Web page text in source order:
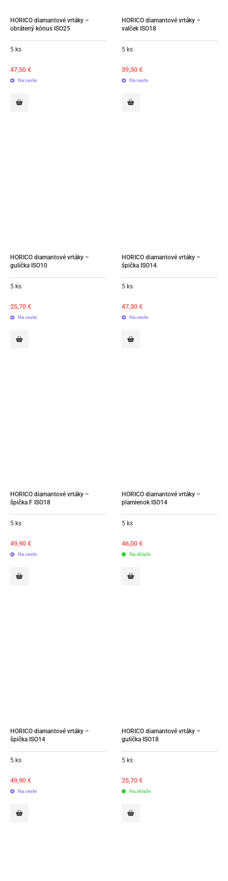
HORICO diamantové vrtáky –
obrátený kónus ISO25
5 ks
47,50 €
Na ceste
HORICO diamantové vrtáky –
valček ISO18
5 ks
39,30 €
Na ceste
HORICO diamantové vrtáky –
gulička ISO10
5 ks
25,70 €
Na ceste
HORICO diamantové vrtáky –
špička ISO14
5 ks
47,30 €
Na ceste
HORICO diamantové vrtáky –
špička F ISO18
5 ks
49,90 €
Na ceste
HORICO diamantové vrtáky –
plamienok ISO14
5 ks
46,00 €
Na sklade
HORICO diamantové vrtáky –
špička ISO14
5 ks
49,90 €
Na ceste
HORICO diamantové vrtáky –
gulička ISO18
5 ks
25,70 €
Na sklade